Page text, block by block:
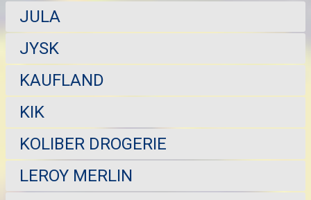
JULA
JYSK
KAUFLAND
KIK
KOLIBER DROGERIE
LEROY MERLIN